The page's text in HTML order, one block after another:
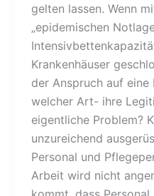
gelten lassen. Wenn
„epidemischen
Krankenhäuser
der Anspruch auf
welcher Art- ihre
eigentliche Problem?
unzureichend
Personal und
Arbeit wird nicht